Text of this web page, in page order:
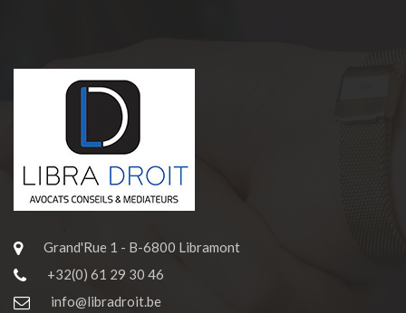
Grand'Rue 1 - B-6800 Libramont
+32(0) 61 29 30 46
info@libradroit.be